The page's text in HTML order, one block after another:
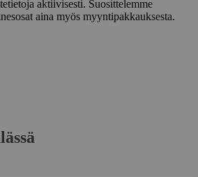
aktiivisesti. Suosittelemme
aina myös myyntipakkauksesta.